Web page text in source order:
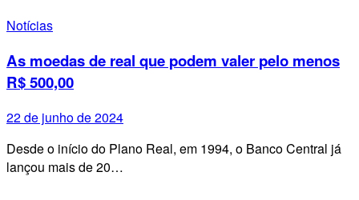
Notícias
As moedas de real que podem valer pelo menos
R$ 500,00
22 de junho de 2024
Desde o início do Plano Real, em 1994, o Banco Central já
lançou mais de 20…